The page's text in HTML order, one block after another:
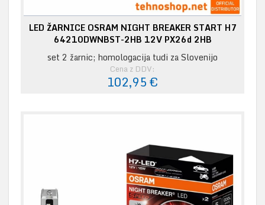
LED ŽARNICE OSRAM NIGHT BREAKER START H7
64210DWNBST-2HB 12V PX26d 2HB
set 2 žarnic; homologacija tudi za Slovenijo
Cena z DDV:
102,95 €